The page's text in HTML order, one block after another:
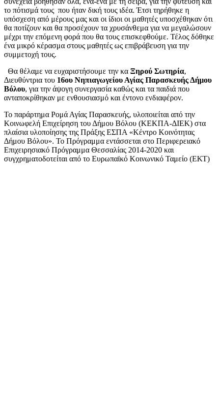
το πότισμά τους που ήταν δική τους ιδέα. Έτσι τηρήθηκε η
υπόσχεση από μέρους μας και οι ίδιοι οι μαθητές υποσχέθηκαν ότι
θα ποτίζουν και θα προσέχουν τα χρυσάνθεμα για να μεγαλώσουν
μέχρι την επόμενη φορά που θα τους επισκεφθούμε. Τέλος δόθηκε
ένα μικρό κέρασμα στους μαθητές ως επιβράβευση για την
συμμετοχή τους.
Θα θέλαμε να ευχαριστήσουμε την κα Ξηρού Σωτηρία,
Διευθύντρια του 16ου Νηπιαγωγείου Αγίας Παρασκευής Δήμου
Βόλου, για την άψογη συνεργασία καθώς και τα παιδιά που
ανταποκρίθηκαν με ενθουσιασμό και έντονο ενδιαφέρον.
Το παράρτημα Ρομά Αγίας Παρασκευής, υλοποιείται από την
Κοινωφελή Επιχείρηση του Δήμου Βόλου (ΚΕΚΠΑ-ΔΙΕΚ) στα
πλαίσια υλοποίησης της Πράξης ΕΣΠΑ «Κέντρο Κοινότητας
Δήμου Βόλου». Το Πρόγραμμα εντάσσεται στο Περιφερειακό
Επιχειρησιακό Πρόγραμμα Θεσσαλίας 2014-2020 και
συγχρηματοδοτείται από το Ευρωπαϊκό Κοινωνικό Ταμείο (ΕΚΤ)